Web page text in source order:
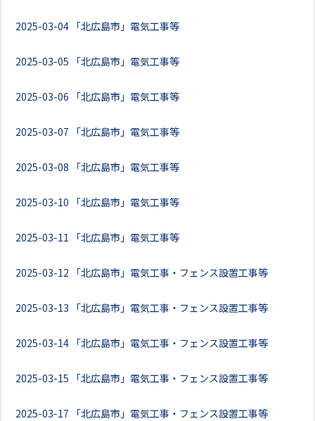
2025-03-04 「北広島市」電気工事等
2025-03-05 「北広島市」電気工事等
2025-03-06 「北広島市」電気工事等
2025-03-07 「北広島市」電気工事等
2025-03-08 「北広島市」電気工事等
2025-03-10 「北広島市」電気工事等
2025-03-11 「北広島市」電気工事等
2025-03-12 「北広島市」電気工事・フェンス設置工事等
2025-03-13 「北広島市」電気工事・フェンス設置工事等
2025-03-14 「北広島市」電気工事・フェンス設置工事等
2025-03-15 「北広島市」電気工事・フェンス設置工事等
2025-03-17 「北広島市」電気工事・フェンス設置工事等